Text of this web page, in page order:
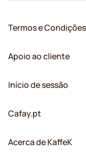
Termos e Condições
Apoio ao cliente
Início de sessão
Cafay.pt
Acerca de KaffeK